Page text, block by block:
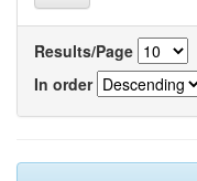
Results/Page
In order